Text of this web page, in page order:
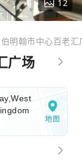
12
明翰市中心百老汇
广场
地图